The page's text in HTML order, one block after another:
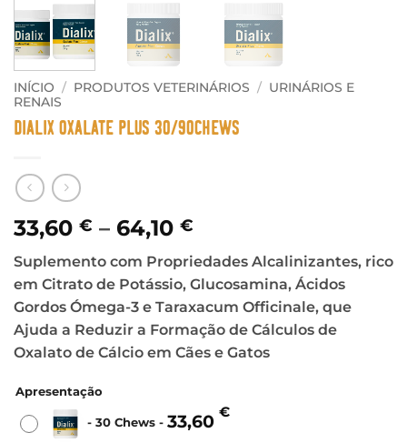
INÍCIO / PRODUTOS VETERINÁRIOS / URINÁRIOS E
RENAIS
DIALIX Oxalate Plus 30/90Chews
33,60 € – 64,10 €
33,60 €
through
64,10 €
Suplemento com Propriedades Alcalinizantes, rico
em Citrato de Potássio, Glucosamina, Ácidos
Gordos Ómega-3 e Taraxacum Officinale, que
Ajuda a Reduzir a Formação de Cálculos de
Oxalato de Cálcio em Cães e Gatos
Apresentação
- 30 Chews - 33,60 €